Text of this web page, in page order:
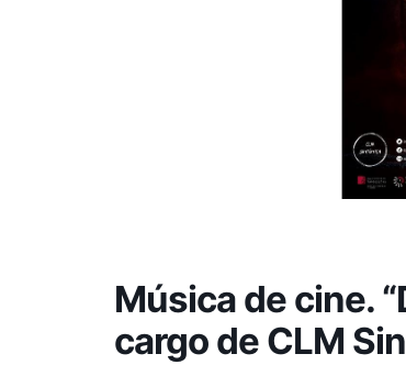
Música de cine.
cargo de CLM